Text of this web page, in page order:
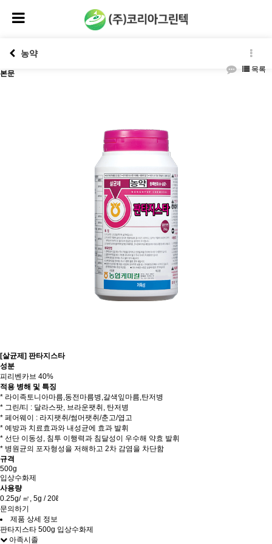
농약
목록
본문
[살균제] 판타지스타
성분
피리벤카브 40%
적용 병해 및 특징
* 라이족토니아마름,동전마름병,갈색잎마름,탄저병
* 그린/티 : 달라스팟, 브라운팻취, 탄저병
* 페어웨이 : 라지팻취/썸머팻취/춘고/엽고
* 예방과 치료효과와 내성균에 효과 발휘
* 선단 이동성, 침투 이행력과 침달성이 우수해 약효 발휘
* 병원균의 포자형성을 저해하고 2차 감염을 차단함
규격
500g
입상수화제
사용량
0.25g/ ㎡, 5g / 20ℓ
문의하기
제품 상세 정보
판타지스타 500g 입상수화제
아족시졸